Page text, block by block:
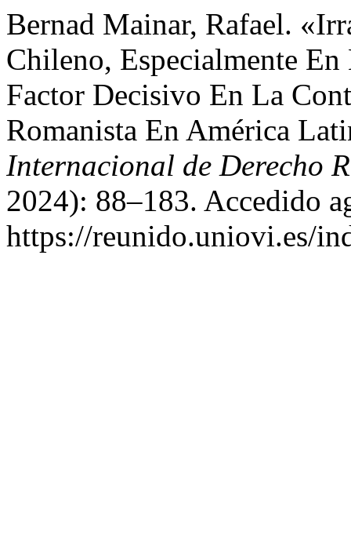
Bernad Mainar, Rafael.
Chileno, Especialmente
Factor Decisivo En La
Romanista En América
Internacional de Derecho
2024): 88–183. Accedido
https://reunido.uniovi.es/